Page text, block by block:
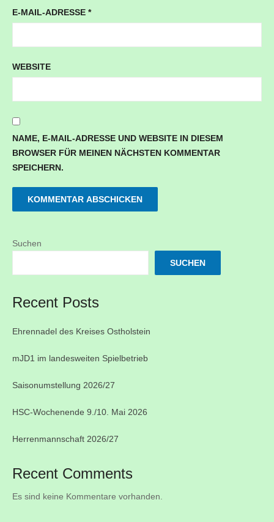
E-MAIL-ADRESSE *
WEBSITE
NAME, E-MAIL-ADRESSE UND WEBSITE IN DIESEM
BROWSER FÜR MEINEN NÄCHSTEN KOMMENTAR
SPEICHERN.
Suchen
SUCHEN
Recent Posts
Ehrennadel des Kreises Ostholstein
mJD1 im landesweiten Spielbetrieb
Saisonumstellung 2026/27
HSC-Wochenende 9./10. Mai 2026
Herrenmannschaft 2026/27
Recent Comments
Es sind keine Kommentare vorhanden.